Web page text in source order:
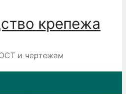
крепежа
и чертежам